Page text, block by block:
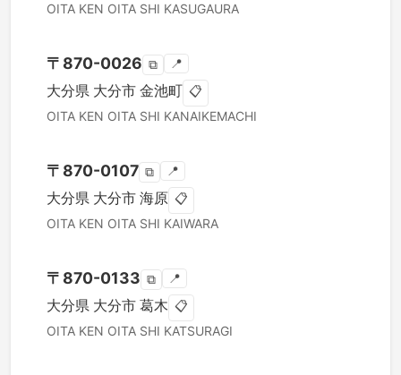
OITA KEN OITA SHI KASUGAURA
〒 870-0026 ⧉ 📍
大分県 大分市 金池町 📋
OITA KEN OITA SHI KANAIKEMACHI
〒 870-0107 ⧉ 📍
大分県 大分市 海原 📋
OITA KEN OITA SHI KAIWARA
〒 870-0133 ⧉ 📍
大分県 大分市 葛木 📋
OITA KEN OITA SHI KATSURAGI